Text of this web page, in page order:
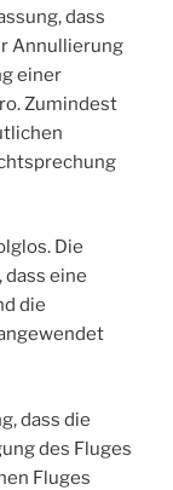
dass
Annullierung
einer
Zumindest
Die
eine
die
dass die
des Fluges
Fluges